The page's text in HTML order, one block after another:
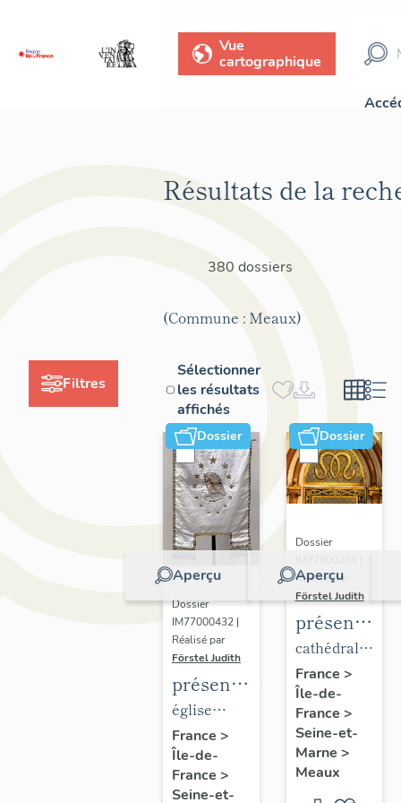
Vue
cartographique
Filtres
Résultats de la
380 dossiers
(Commune : Meaux)
Sélectionner
les résultats
affichés
Dossier
Aperçu
Dossier
IM77000432 |
Réalisé par
Förstel Judith
présentation
du
mobilier
de
l'église
église
paroissiale
Notre-
Dame du
France >
Île-de-
France >
Seine-et-
Dossier
Aperçu
Dossier
Réalisé par
Förstel Judith
du
mobilier
de la
cathédrale
de
Meaux
cathédrale
Saint-
Etienne
France >
Île-de-
France >
Seine-et-
Marne >
Meaux